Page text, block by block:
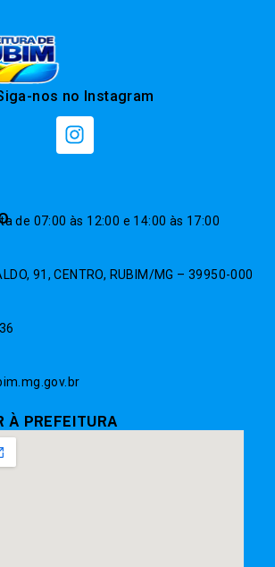
nos no Instagram
de 07:00 às 12:00 e 14:00 às 17:00
91, CENTRO, RUBIM/MG – 39950-000
À PREFEITURA